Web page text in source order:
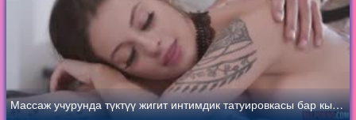
Массаж учурунда түктүү жигит интимдик татуировкасы бар кыздын пабисине келди